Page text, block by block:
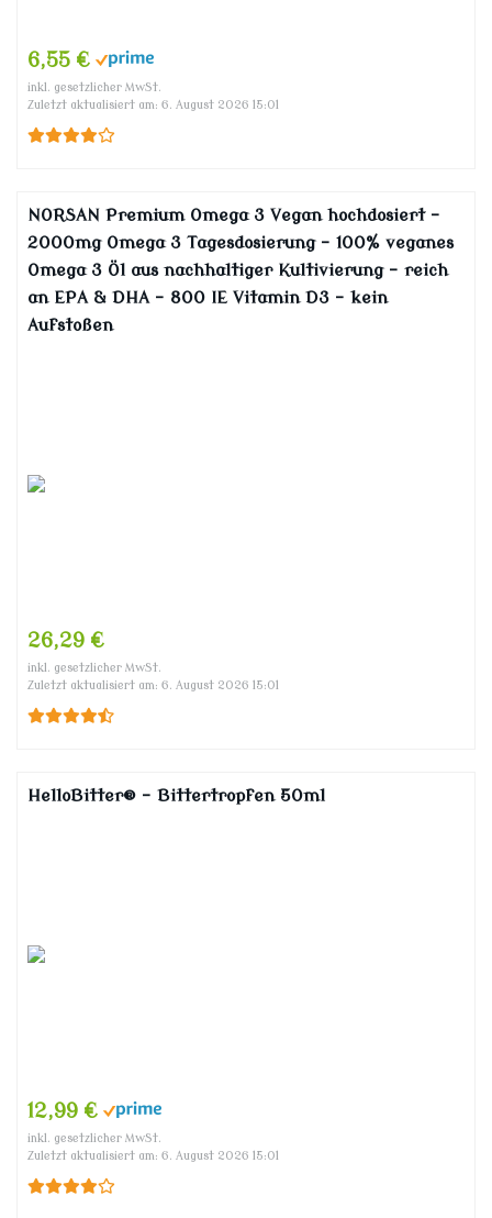
6,55 €
inkl. gesetzlicher MwSt.
Zuletzt aktualisiert am: 6. August 2026 15:01
NORSAN Premium Omega 3 Vegan hochdosiert –
2000mg Omega 3 Tagesdosierung – 100% veganes
Omega 3 Öl aus nachhaltiger Kultivierung – reich
an EPA & DHA – 800 IE Vitamin D3 – kein
Aufstoßen
26,29 €
inkl. gesetzlicher MwSt.
Zuletzt aktualisiert am: 6. August 2026 15:01
HelloBitter® – Bittertropfen 50ml
12,99 €
inkl. gesetzlicher MwSt.
Zuletzt aktualisiert am: 6. August 2026 15:01